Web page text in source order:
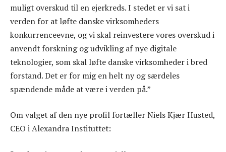
muligt overskud til en ejerkreds. I stedet er vi sat i
verden for at løfte danske virksomheders
konkurrenceevne, og vi skal reinvestere vores overskud i
anvendt forskning og udvikling af nye digitale
teknologier, som skal løfte danske virksomheder i bred
forstand. Det er for mig en helt ny og særdeles
spændende måde at være i verden på.”
Om valget af den nye profil fortæller Niels Kjær Husted,
CEO i Alexandra Instituttet: